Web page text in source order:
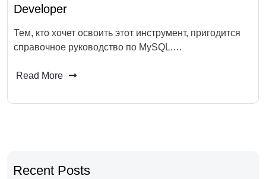
Developer
Тем, кто хочет освоить этот инструмент, пригодится
справочное руководство по MySQL.…
Read More
Recent Posts